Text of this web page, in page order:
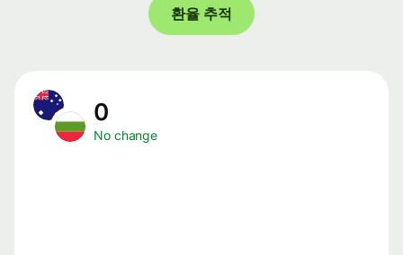
환율 추적
0
No change